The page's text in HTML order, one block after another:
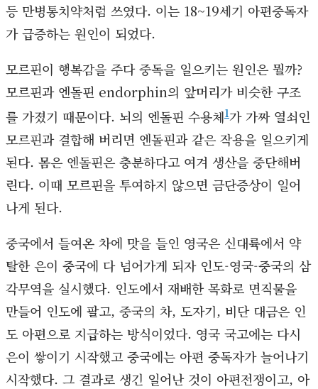
등 만병통치약처럼 쓰였다. 이는 18~19세기 아편중독자
가 급증하는 원인이 되었다.
모르핀이 행복감을 주다 중독을 일으키는 원인은 뭘까?
모르핀과 엔돌핀 endorphin의 앞머리가 비슷한 구조
를 가졌기 때문이다. 뇌의 엔돌핀 수용체1가 가짜 열쇠인
모르핀과 결합해 버리면 엔돌핀과 같은 작용을 일으키게
된다. 몸은 엔돌핀은 충분하다고 여겨 생산을 중단해버
린다. 이때 모르핀을 투여하지 않으면 금단증상이 일어
나게 된다.
중국에서 들여온 차에 맛을 들인 영국은 신대륙에서 약
탈한 은이 중국에 다 넘어가게 되자 인도-영국-중국의 삼
각무역을 실시했다. 인도에서 재배한 목화로 면직물을
만들어 인도에 팔고, 중국의 차, 도자기, 비단 대금은 인
도 아편으로 지급하는 방식이었다. 영국 국고에는 다시
은이 쌓이기 시작했고 중국에는 아편 중독자가 늘어나기
시작했다. 그 결과로 생긴 일어난 것이 아편전쟁이고, 아